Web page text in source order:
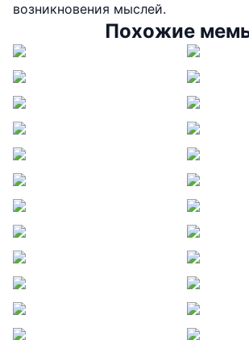
возникновения мыслей.
Похожие